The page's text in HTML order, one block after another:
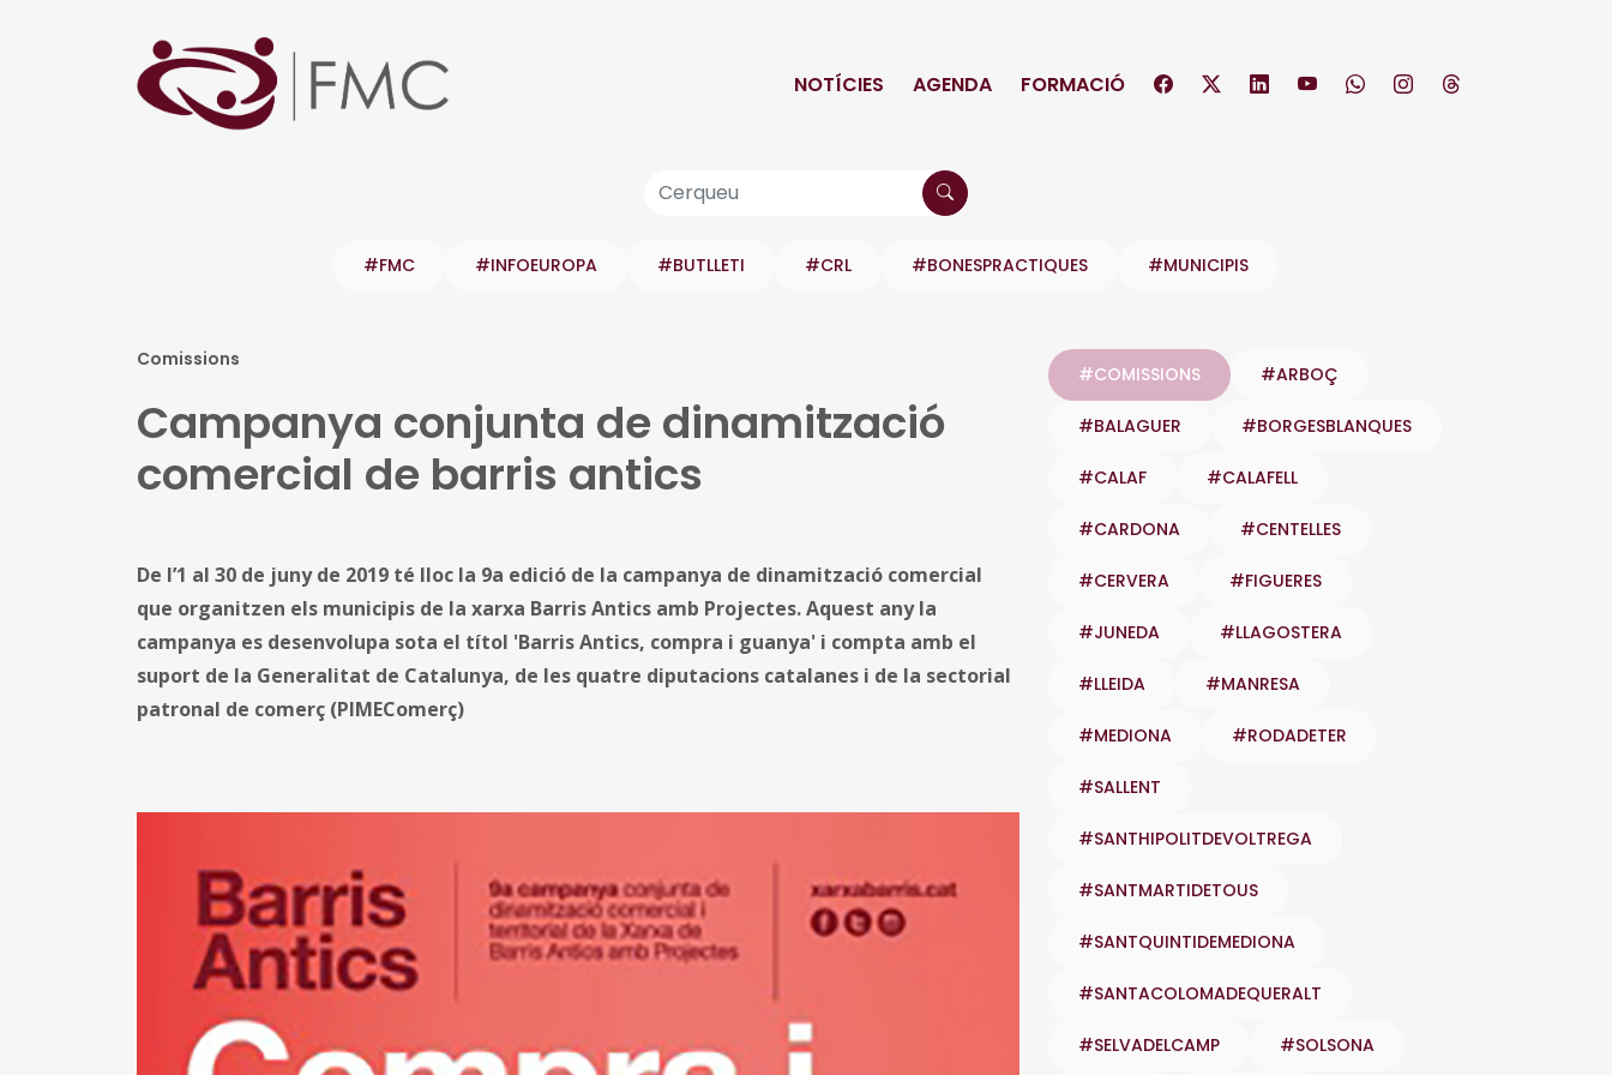
NOTÍCIES AGENDA FORMACIÓ
#FMC #INFOEUROPA #BUTLLETI #CRL #BONESPRACTIQUES #MUNICIPIS
Comissions
Campanya conjunta de dinamització
comercial de barris antics
De l’1 al 30 de juny de 2019 té lloc la 9a edició de la campanya de dinamització comercial
que organitzen els municipis de la xarxa Barris Antics amb Projectes. Aquest any la
campanya es desenvolupa sota el títol 'Barris Antics, compra i guanya' i compta amb el
suport de la Generalitat de Catalunya, de les quatre diputacions catalanes i de la sectorial
patronal de comerç (PIMEComerç)
#COMISSIONS #ARBOÇ
#BALAGUER #BORGESBLANQUES
#CALAF #CALAFELL
#CARDONA #CENTELLES
#CERVERA #FIGUERES
#JUNEDA #LLAGOSTERA
#LLEIDA #MANRESA
#MEDIONA #RODADETER
#SALLENT
#SANTHIPOLITDEVOLTREGA
#SANTMARTIDETOUS
#SANTQUINTIDEMEDIONA
#SANTACOLOMADEQUERALT
#SELVADELCAMP #SOLSONA